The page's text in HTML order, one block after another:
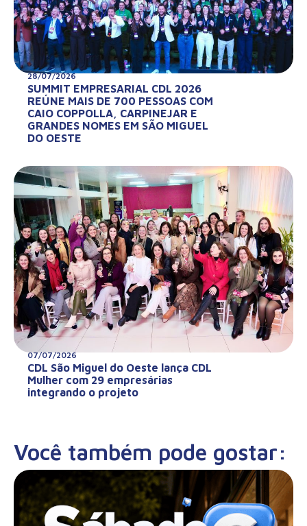
28/07/2026
SUMMIT EMPRESARIAL CDL 2026
REÚNE MAIS DE 700 PESSOAS COM
CAIO COPPOLLA, CARPINEJAR E
GRANDES NOMES EM SÃO MIGUEL
DO OESTE
07/07/2026
CDL São Miguel do Oeste lança CDL
Mulher com 29 empresárias
integrando o projeto
Você também pode gostar: